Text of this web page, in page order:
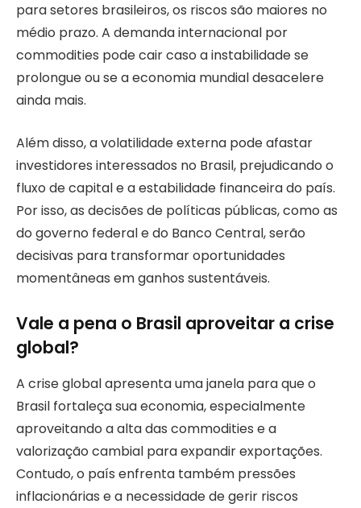
para setores brasileiros, os riscos são maiores no
médio prazo. A demanda internacional por
commodities pode cair caso a instabilidade se
prolongue ou se a economia mundial desacelere
ainda mais.
Além disso, a volatilidade externa pode afastar
investidores interessados no Brasil, prejudicando o
fluxo de capital e a estabilidade financeira do país.
Por isso, as decisões de políticas públicas, como as
do governo federal e do Banco Central, serão
decisivas para transformar oportunidades
momentâneas em ganhos sustentáveis.
Vale a pena o Brasil aproveitar a crise
global?
A crise global apresenta uma janela para que o
Brasil fortaleça sua economia, especialmente
aproveitando a alta das commodities e a
valorização cambial para expandir exportações.
Contudo, o país enfrenta também pressões
inflacionárias e a necessidade de gerir riscos